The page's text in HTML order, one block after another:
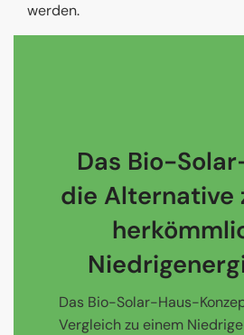
werden.
Das Bio-
die Alternative
Das Bio-Solar-Haus-
Vergleich zu einem